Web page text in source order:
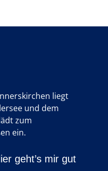
liegt
und dem
zum
ein.
geht’s mir gut